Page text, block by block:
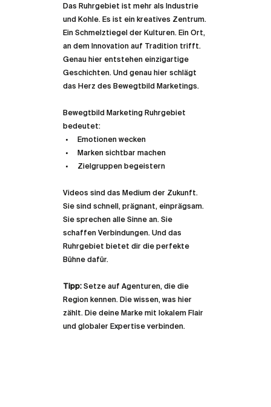
Das Ruhrgebiet ist mehr als Industrie
und Kohle. Es ist ein kreatives Zentrum.
Ein Schmelztiegel der Kulturen. Ein Ort,
an dem Innovation auf Tradition trifft.
Genau hier entstehen einzigartige
Geschichten. Und genau hier schlägt
das Herz des Bewegtbild Marketings.
Bewegtbild Marketing Ruhrgebiet
bedeutet:
Emotionen wecken
Marken sichtbar machen
Zielgruppen begeistern
Videos sind das Medium der Zukunft.
Sie sind schnell, prägnant, einprägsam.
Sie sprechen alle Sinne an. Sie
schaffen Verbindungen. Und das
Ruhrgebiet bietet dir die perfekte
Bühne dafür.
Tipp: Setze auf Agenturen, die die
Region kennen. Die wissen, was hier
zählt. Die deine Marke mit lokalem Flair
und globaler Expertise verbinden.